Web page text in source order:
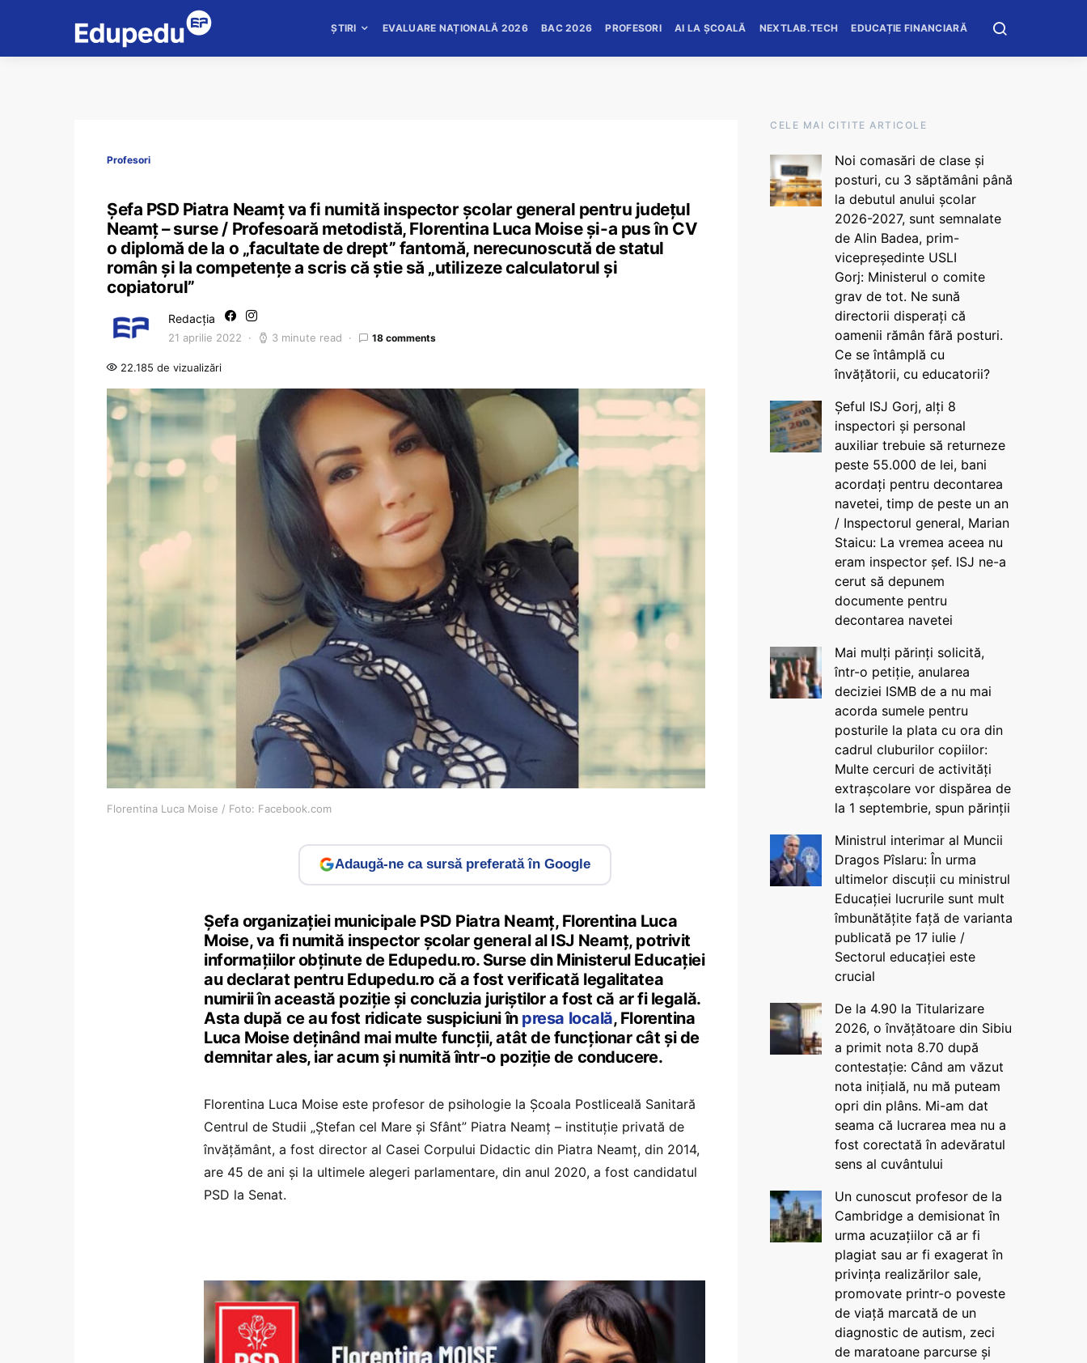
ȘTIRI EVALUARE NAȚIONALĂ 2026 BAC 2026 PROFESORI AI LA ȘCOALĂ NEXTLAB.TECH EDUCAȚIE FINANCIARĂ
Profesori
Șefa PSD Piatra Neamț va fi numită inspector școlar general pentru județul
Neamț – surse / Profesoară metodistă, Florentina Luca Moise și-a pus în CV
o diplomă de la o „facultate de drept” fantomă, nerecunoscută de statul
român și la competențe a scris că știe să „utilizeze calculatorul și
copiatorul”
Redacția
21 aprilie 2022 3 minute read 18 comments
22.185 de vizualizări
Florentina Luca Moise / Foto: Facebook.com
Adaugă-ne ca sursă preferată în Google
Șefa organizației municipale PSD Piatra Neamț, Florentina Luca
Moise, va fi numită inspector școlar general al ISJ Neamț, potrivit
informațiilor obținute de Edupedu.ro. Surse din Ministerul Educației
au declarat pentru Edupedu.ro că a fost verificată legalitatea
numirii în această poziție și concluzia juriștilor a fost că ar fi legală.
Asta după ce au fost ridicate suspiciuni în presa locală, Florentina
Luca Moise deținând mai multe funcții, atât de funcționar cât și de
demnitar ales, iar acum și numită într-o poziție de conducere.
Florentina Luca Moise este profesor de psihologie la Şcoala Postliceală Sanitară
Centrul de Studii „Ştefan cel Mare şi Sfânt” Piatra Neamț – instituție privată de
învățământ, a fost director al Casei Corpului Didactic din Piatra Neamț, din 2014,
are 45 de ani și la ultimele alegeri parlamentare, din anul 2020, a fost candidatul
PSD la Senat.
CELE MAI CITITE ARTICOLE
Noi comasări de clase și
posturi, cu 3 săptămâni până
la debutul anului școlar
2026-2027, sunt semnalate
de Alin Badea, prim-
vicepreședinte USLI
Gorj: Ministerul o comite
grav de tot. Ne sună
directorii disperați că
oamenii rămân fără posturi.
Ce se întâmplă cu
învățătorii, cu educatorii?
Șeful ISJ Gorj, alți 8
inspectori și personal
auxiliar trebuie să returneze
peste 55.000 de lei, bani
acordați pentru decontarea
navetei, timp de peste un an
/ Inspectorul general, Marian
Staicu: La vremea aceea nu
eram inspector șef. ISJ ne-a
cerut să depunem
documente pentru
decontarea navetei
Mai mulți părinți solicită,
într-o petiție, anularea
deciziei ISMB de a nu mai
acorda sumele pentru
posturile la plata cu ora din
cadrul cluburilor copiilor:
Multe cercuri de activități
extrașcolare vor dispărea de
la 1 septembrie, spun părinții
Ministrul interimar al Muncii
Dragos Pîslaru: În urma
ultimelor discuții cu ministrul
Educației lucrurile sunt mult
îmbunătățite față de varianta
publicată pe 17 iulie /
Sectorul educației este
crucial
De la 4.90 la Titularizare
2026, o învățătoare din Sibiu
a primit nota 8.70 după
contestație: Când am văzut
nota inițială, nu mă puteam
opri din plâns. Mi-am dat
seama că lucrarea mea nu a
fost corectată în adevăratul
sens al cuvântului
Un cunoscut profesor de la
Cambridge a demisionat în
urma acuzațiilor că ar fi
plagiat sau ar fi exagerat în
privința realizărilor sale,
promovate printr-o poveste
de viață marcată de un
diagnostic de autism, zeci
de maratoane parcurse și